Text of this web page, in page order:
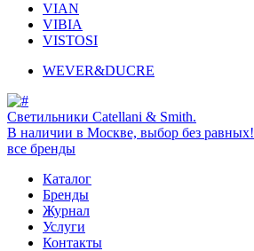
VIAN
VIBIA
VISTOSI
WEVER&DUCRE
Светильники Catellani & Smith.
В наличии в Москве, выбор без равных!
все бренды
Каталог
Бренды
Журнал
Услуги
Контакты